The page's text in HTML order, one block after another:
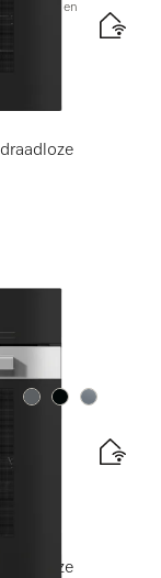
water en
Kleur:Kleur:Kleur: